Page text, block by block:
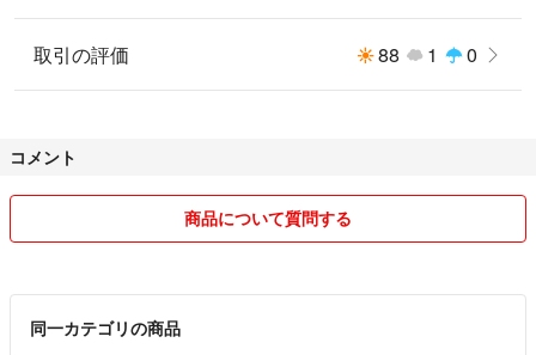
モニタリングに最適化されたボイスコイル、強力なネオジム・マグネット
取り外し可能なφ3.5mm-XLRプラグケーブルとφ6.3mmアダプター、キャ
インピーダンス：24Ω
最大入力：3000mW
ケーブル長さ：約3メートル
取引の評価 88 1 0
コメント
商品について質問する
同一カテゴリの商品